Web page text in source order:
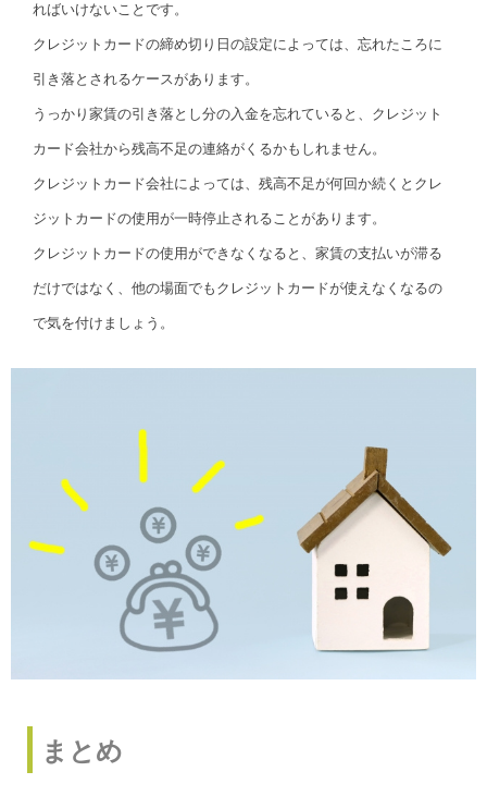
ればいけないことです。
クレジットカードの締め切り日の設定によっては、忘れたころに
引き落とされるケースがあります。
うっかり家賃の引き落とし分の入金を忘れていると、クレジット
カード会社から残高不足の連絡がくるかもしれません。
クレジットカード会社によっては、残高不足が何回か続くとクレ
ジットカードの使用が一時停止されることがあります。
クレジットカードの使用ができなくなると、家賃の支払いが滞る
だけではなく、他の場面でもクレジットカードが使えなくなるの
で気を付けましょう。
まとめ